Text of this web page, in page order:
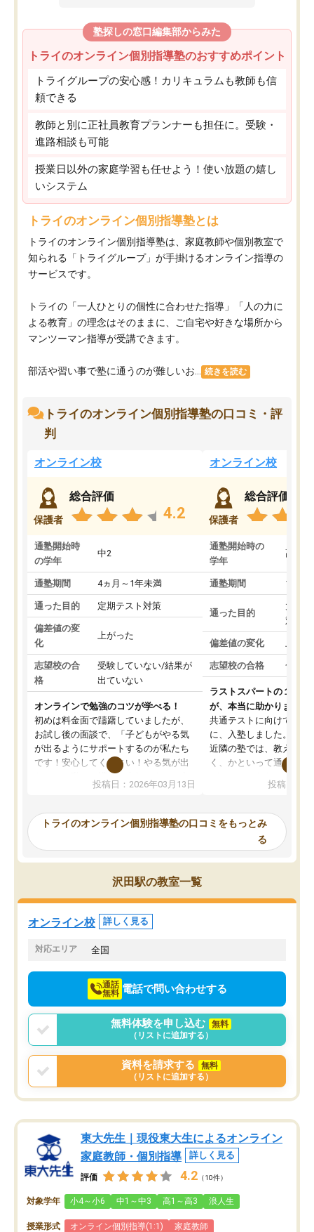
塾探しの窓口編集部からみた
トライのオンライン個別指導塾のおすすめポイント
トライグループの安心感！カリキュラムも教師も信
頼できる
教師と別に正社員教育プランナーも担任に。受験・
進路相談も可能
授業日以外の家庭学習も任せよう！使い放題の嬉し
いシステム
トライのオンライン個別指導塾とは
トライのオンライン個別指導塾は、家庭教師や個別教室で
知られる「トライグループ」が手掛けるオンライン指導の
サービスです。
トライの「一人ひとりの個性に合わせた指導」「人の力に
よる教育」の理念はそのままに、ご自宅や好きな場所から
マンツーマン指導が受講できます。
部活や習い事で塾に通うのが難しいお... 続きを読む
トライのオンライン個別指導塾の口コミ・評
判
オンライン校
保護者
総合評価
4.2
通塾開始時
の学年
中2
通塾期間 4ヵ月～1年未満
通った目的 定期テスト対策
偏差値の変
化
上がった
志望校の合
格
受験していない/結果が
出ていない
オンラインで勉強のコツが学べる！
初めは料金面で躊躇していましたが、
お試し後の面談で、「子どもがやる気
が出るようにサポートするのが私たち
です！安心してください！やる気が出
ないのは私たち講師の責任です」と言
ってくださり、確かに！と考えて、思
ったんですが、学生の先生から学ぶこ
み、徐々に成績が上がったらいいなと
思っていました。何が今足りないのか
を的確に指導いただき、子どももびっ
くりするほど楽しんでやる気を持って
塾を受けています。狙い通り、少しず
つ成績も上がり、苦手意識も無くなっ
てきたので、さらに苦手な数学も追加
でお願いしました。来年の高校受験に
投稿日：2026年03月13日
オンライン校
保護者
総合評価
通塾開始時の
学年
高3
通塾期間 1～3
通った目的
大学
対策
偏差値の変化 上が
志望校の合格 合格
ラストスパートの１か月
が、本当に助かりました
共通テストに向けての追
に、入塾しました。田舎
近隣の塾では、教えても
く、かといって通うには
可能なので本当に助か
らないところをピンポイ
頂いて、とてもわかり
していました。一生を
スト、多少お金がかかっ
投稿日：
トライのオンライン個別指導塾の口コミをもっとみ
る
沢田駅の教室一覧
オンライン校 詳しく見る
対応エリア 全国
通話
無料 電話で問い合わせする
無料体験を申し込む
無料
（リストに追加する）
資料を請求する
無料
（リストに追加する）
東大先生｜現役東大生によるオンライン
家庭教師・個別指導
詳しく見る
評価 4.2 （10件）
対象学年 小4～小6 中1～中3 高1～高3 浪人生
授業形式 オンライン個別指導(1:1) 家庭教師